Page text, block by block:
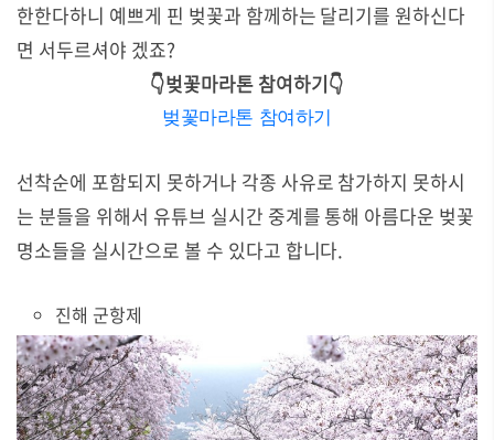
한한다하니 예쁘게 핀 벚꽃과 함께하는 달리기를 원하신다
면 서두르셔야 겠죠?
👇벚꽃마라톤 참여하기👇
벚꽃마라톤 참여하기
선착순에 포함되지 못하거나 각종 사유로 참가하지 못하시
는 분들을 위해서 유튜브 실시간 중계를 통해 아름다운 벚꽃
명소들을 실시간으로 볼 수 있다고 합니다.
진해 군항제